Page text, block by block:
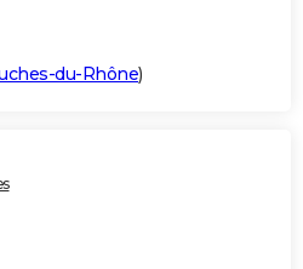
du-Rhône)